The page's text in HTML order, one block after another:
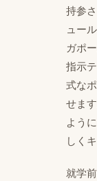
持参
ュー
ガポ
指示
式な
せま
よう
しく
就学